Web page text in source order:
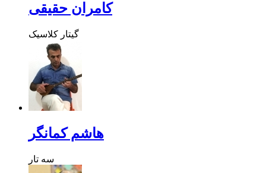
کامران حقیقی
گیتار کلاسیک
هاشم کمانگر
سه تار